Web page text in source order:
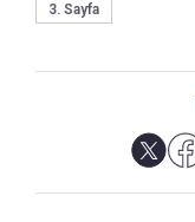
3. Sayfa